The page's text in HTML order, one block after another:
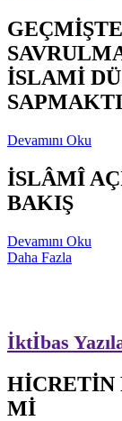
İSLAMİ
Devamını Oku
İSLÂMÎ
BAKIŞ
Devamını Oku
Daha Fazla
İktİbas
HİCRETİN
Mİ